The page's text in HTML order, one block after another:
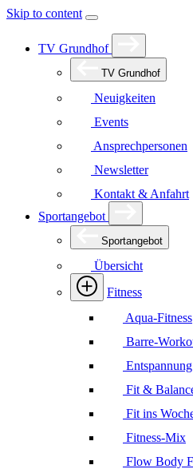
Skip to content
TV Grundhof
TV Grundhof
Neuigkeiten
Events
Ansprechpersonen
Newsletter
Kontakt & Anfahrt
Sportangebot
Sportangebot
Übersicht
Fitness
Aqua-Fitness
Barre-
Fit &
Fit ins
Fitness-Mix
Flow Body